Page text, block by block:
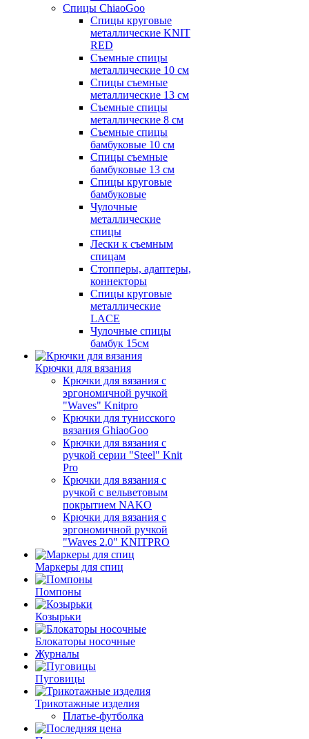
Спицы ChiaoGoo
Спицы круговые
металлические KNIT
RED
Съемные спицы
металлические 10 см
Спицы съемные
металлические 13 см
Съемные спицы
металлические 8 см
Съемные спицы
бамбуковые 10 см
Спицы съемные
бамбуковые 13 см
Спицы круговые
бамбуковые
Чулочные
металлические
спицы
Лески к съемным
спицам
Стопперы, адаптеры,
коннекторы
Спицы круговые
металлические
LACE
Чулочные спицы
бамбук 15см
Крючки для вязания
Крючки для вязания с
эргономичной ручкой
"Waves" Knitpro
Крючки для тунисского
вязания GhiaoGoo
Крючки для вязания с
ручкой серии "Steel" Knit
Pro
Крючки для вязания с
ручкой с вельветовым
покрытием NAKO
Крючки для вязания с
эргономичной ручкой
"Waves 2.0" KNITPRO
Маркеры для спиц
Помпоны
Козырьки
Блокаторы носочные
Журналы
Пуговицы
Трикотажные изделия
Платье-футболка